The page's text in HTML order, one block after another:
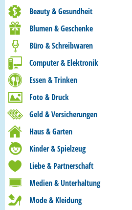
Beauty & Gesundheit
Blumen & Geschenke
Büro & Schreibwaren
Computer & Elektronik
Essen & Trinken
Foto & Druck
Geld & Versicherungen
Haus & Garten
Kinder & Spielzeug
Liebe & Partnerschaft
Medien & Unterhaltung
Mode & Kleidung